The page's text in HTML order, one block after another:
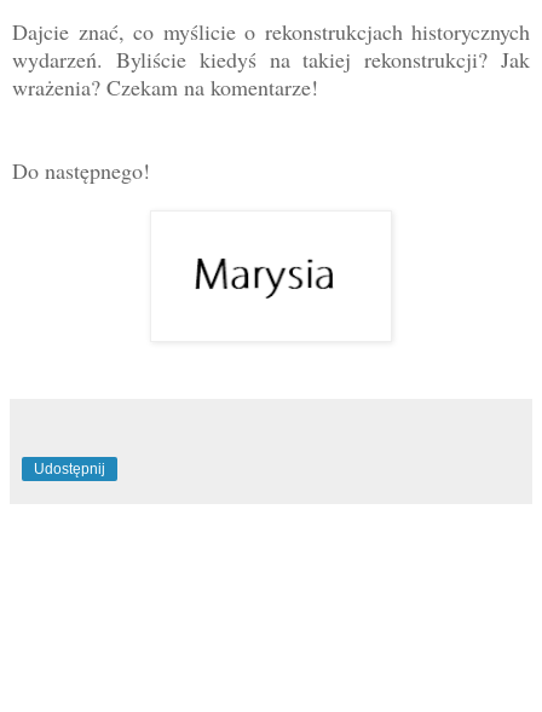
Dajcie znać, co myślicie o rekonstrukcjach historycznych
wydarzeń. Byliście kiedyś na takiej rekonstrukcji? Jak
wrażenia? Czekam na komentarze!
Do następnego!
Udostępnij